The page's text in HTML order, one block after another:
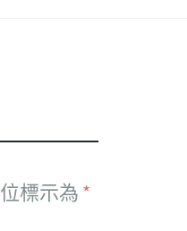
標示為 *